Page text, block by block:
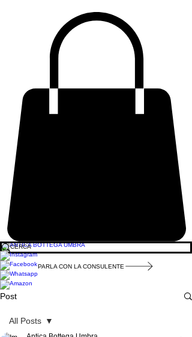
PARLA CON LA CONSULENTE
Post
All Posts